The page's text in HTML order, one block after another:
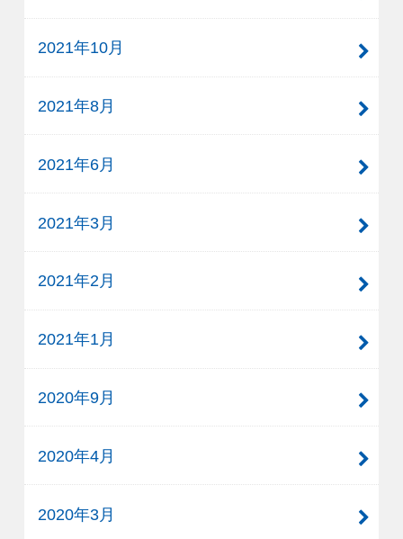
2021年10月
2021年8月
2021年6月
2021年3月
2021年2月
2021年1月
2020年9月
2020年4月
2020年3月